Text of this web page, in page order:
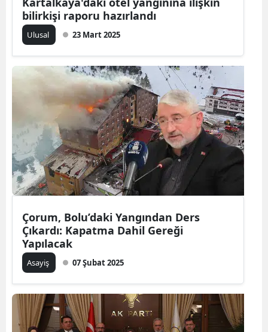
Sinop
Sivas
Tekirdağ
Tokat
Trabzon
Tunceli
Şanlıurfa
Zonguldak
bilirkişi raporu hazırlandı
Ulusal 23 Mart 2025
Çorum, Bolu’daki Yangından Ders
Çıkardı: Kapatma Dahil Gereği
Yapılacak
Asayiş 07 Şubat 2025